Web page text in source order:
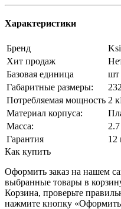
Характеристики
Бренд
Хит продаж
Базовая единица
шт
Габаритные размеры:
Потребляемая мощность 2
Материал корпуса:
Масса:
Гарантия
12
Как купить
Оформить заказ на нашем
выбранные товары в
Корзина, проверьте
нажмите кнопку «Оформить